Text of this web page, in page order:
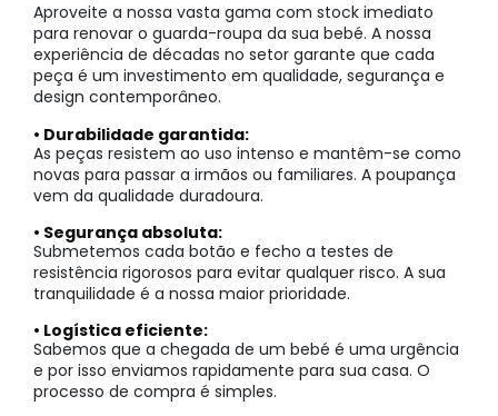
Aproveite a nossa vasta gama com stock imediato
para renovar o guarda-roupa da sua bebé. A nossa
experiência de décadas no setor garante que cada
peça é um investimento em qualidade, segurança e
design contemporâneo.
• Durabilidade garantida:
As peças resistem ao uso intenso e mantêm-se como
novas para passar a irmãos ou familiares. A poupança
vem da qualidade duradoura.
• Segurança absoluta:
Submetemos cada botão e fecho a testes de
resistência rigorosos para evitar qualquer risco. A sua
tranquilidade é a nossa maior prioridade.
• Logística eficiente:
Sabemos que a chegada de um bebé é uma urgência
e por isso enviamos rapidamente para sua casa. O
processo de compra é simples.